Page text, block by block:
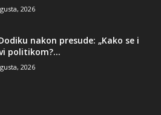
2026
nakon presude: „Kako se i
politikom?...
2026